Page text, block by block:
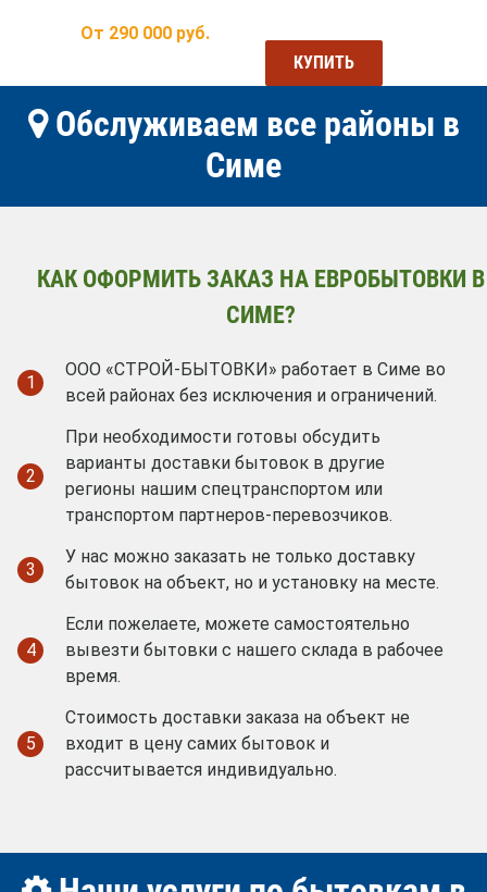
От 290 000 руб.
КУПИТЬ
Обслуживаем все районы в
Симе
КАК ОФОРМИТЬ ЗАКАЗ НА ЕВРОБЫТОВКИ В
СИМЕ?
1
ООО «СТРОЙ-БЫТОВКИ» работает в Симе во
всей районах без исключения и ограничений.
2
При необходимости готовы обсудить
варианты доставки бытовок в другие
регионы нашим спецтранспортом или
транспортом партнеров-перевозчиков.
3
У нас можно заказать не только доставку
бытовок на объект, но и установку на месте.
4
Если пожелаете, можете самостоятельно
вывезти бытовки с нашего склада в рабочее
время.
5
Стоимость доставки заказа на объект не
входит в цену самих бытовок и
рассчитывается индивидуально.